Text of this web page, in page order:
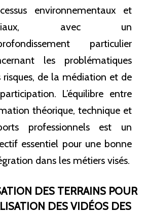
environnementaux et
avec un
particulier
les problématiques
risques, de la médiation et de
L’équilibre entre
théorique, technique et
professionnels est un
essentiel pour une bonne
dans les métiers visés.
DES TERRAINS POUR
DES VIDÉOS DES